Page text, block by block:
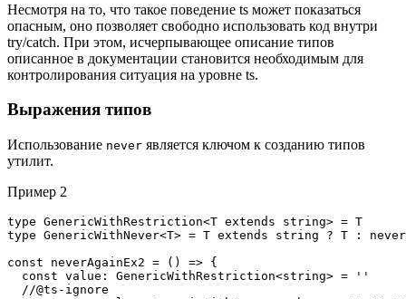
Несмотря на то, что такое поведение ts может показаться
опасным, оно позволяет свободно использовать код внутри
try/catch. При этом, исчерпывающее описание типов
описанное в документации становится необходимым для
контролирования ситуация на уровне ts.
Выражения типов
Использование never является ключом к созданию типов
утилит.
Пример 2
type GenericWithRestriction<T extends string> = T
type GenericWithNever<T> = T extends string ? T : never
const neverAgainEx2 = () => {
  const value: GenericWithRestriction<string> = ''
  //@ts-ignore